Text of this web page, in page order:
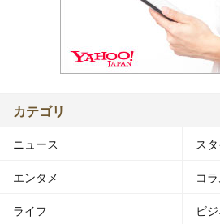
カテゴリ
ニュース ス
エンタメ コ
ライフ ビ